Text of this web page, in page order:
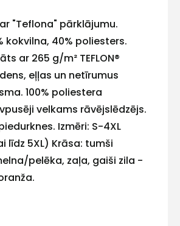
"Teflona" pārklājumu.
kokvilna, 40% poliesters.
ar 265 g/m² TEFLON®
eļļas un netīrumus
100% poliestera
velkams rāvējslēdzējs.
Izmēri: S-4XL
līdz 5XL) Krāsa: tumši
pelēka, zaļa, gaiši zila -
E-pasts
Kontakttālrunis